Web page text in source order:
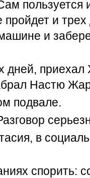
пользуется
пройдет и
и
дней, приехал
Настю
подвале.
в
спорить: